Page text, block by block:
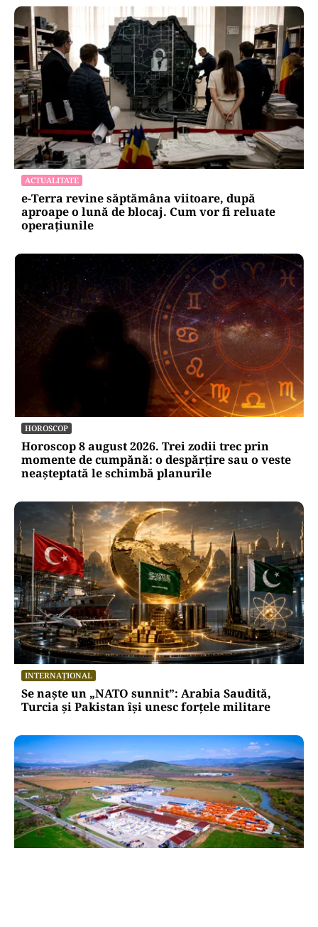
ACTUALITATE
e-Terra revine săptămâna viitoare, după
aproape o lună de blocaj. Cum vor fi reluate
operațiunile
HOROSCOP
Horoscop 8 august 2026. Trei zodii trec prin
momente de cumpănă: o despărțire sau o veste
neașteptată le schimbă planurile
INTERNAȚIONAL
Se naște un „NATO sunnit”: Arabia Saudită,
Turcia și Pakistan își unesc forțele militare